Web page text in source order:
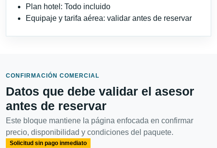
Plan hotel: Todo incluido
Equipaje y tarifa aérea: validar antes de reservar
CONFIRMACIÓN COMERCIAL
Datos que debe validar el asesor
antes de reservar
Este bloque mantiene la página enfocada en confirmar
precio, disponibilidad y condiciones del paquete.
Solicitud sin pago inmediato